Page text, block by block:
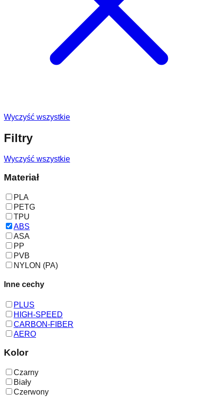
Wyczyść wszystkie
Filtry
Wyczyść wszystkie
Materiał
PLA
PETG
TPU
ABS
ASA
PP
PVB
NYLON (PA)
Inne cechy
PLUS
HIGH-SPEED
CARBON-FIBER
AERO
Kolor
Czarny
Biały
Czerwony